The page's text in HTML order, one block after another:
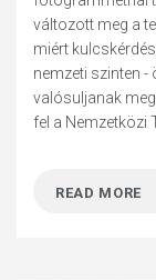
változott meg a
miért
nemzeti szinten -
valósuljanak
fel a Nemzetközi
READ MORE